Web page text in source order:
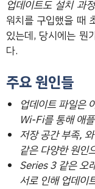
업데이트도 설치 과
워치를 구입했을 때
있는데, 당시에는 뭔
다.
주요 원인들
업데이트 파일은
Wi-Fi를 통해 애
저장 공간 부족,
같은 다양한 원인
Series 3 같은 오
서로 인해 업데이